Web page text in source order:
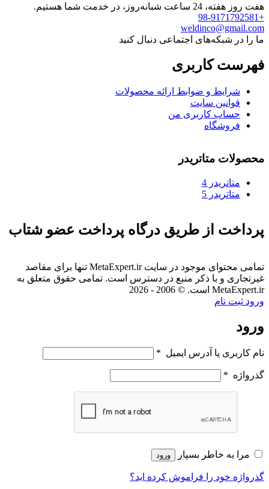
هفت روز هفته، 24 ساعت شبانه‌روز، در خدمت شما هستیم.
+98-9171792581
weldinco@gmail.com
ما را در شبکه‌های اجتماعی دنبال کنید
فهرست کاربری
شرایط و ضوابط ارائه محصولات
قوانین سایت
حساب کاربری من
فروشگاه
محصولات متاتریدر
متاتريدر 4
متاتريدر 5
پرداخت از طریق درگاه پرداخت عضو شتاب
تمامی محتوای موجود در سایت MetaExpert.ir تنها برای مقاصد
غیرتجاری و با ذکر منبع در دسترس است. تمامی حقوق متعلق به
MetaExpert.ir است. © 2006 - 2026
ورود ثبت نام
ورود
نام کاربری یا آدرس ایمیل *
گذرواژه *
مرا به خاطر بسپار ورود
گذرواژه خود را فراموش کرده اید؟